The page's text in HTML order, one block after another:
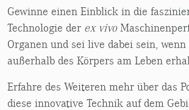
Gewinne einen Einblick in die
Technologie der ex vivo
Organen und sei live dabei sein,
außerhalb des Körpers am Leben
Erfahre des Weiteren mehr über das
diese innovative Technik auf dem